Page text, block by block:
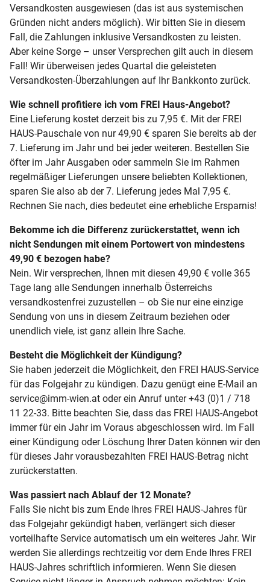
Versandkosten ausgewiesen (das ist aus systemischen
Gründen nicht anders möglich). Wir bitten Sie in diesem
Fall, die Zahlungen inklusive Versandkosten zu leisten.
Aber keine Sorge – unser Versprechen gilt auch in diesem
Fall! Wir überweisen jedes Quartal die geleisteten
Versandkosten-Überzahlungen auf Ihr Bankkonto zurück.
Wie schnell profitiere ich vom FREI Haus-Angebot?
Eine Lieferung kostet derzeit bis zu 7,95 €. Mit der FREI
HAUS-Pauschale von nur 49,90 € sparen Sie bereits ab der
7. Lieferung im Jahr und bei jeder weiteren. Bestellen Sie
öfter im Jahr Ausgaben oder sammeln Sie im Rahmen
regelmäßiger Lieferungen unsere beliebten Kollektionen,
sparen Sie also ab der 7. Lieferung jedes Mal 7,95 €.
Rechnen Sie nach, dies bedeutet eine erhebliche Ersparnis!
Bekomme ich die Differenz zurückerstattet, wenn ich
nicht Sendungen mit einem Portowert von mindestens
49,90 € bezogen habe?
Nein. Wir versprechen, Ihnen mit diesen 49,90 € volle 365
Tage lang alle Sendungen innerhalb Österreichs
versandkostenfrei zuzustellen – ob Sie nur eine einzige
Sendung von uns in diesem Zeitraum beziehen oder
unendlich viele, ist ganz allein Ihre Sache.
Besteht die Möglichkeit der Kündigung?
Sie haben jederzeit die Möglichkeit, den FREI HAUS-Service
für das Folgejahr zu kündigen. Dazu genügt eine E-Mail an
service@imm-wien.at oder ein Anruf unter +43 (0)1 / 718
11 22-33. Bitte beachten Sie, dass das FREI HAUS-Angebot
immer für ein Jahr im Voraus abgeschlossen wird. Im Fall
einer Kündigung oder Löschung Ihrer Daten können wir den
für dieses Jahr vorausbezahlten FREI HAUS-Betrag nicht
zurückerstatten.
Was passiert nach Ablauf der 12 Monate?
Falls Sie nicht bis zum Ende Ihres FREI HAUS-Jahres für
das Folgejahr gekündigt haben, verlängert sich dieser
vorteilhafte Service automatisch um ein weiteres Jahr. Wir
werden Sie allerdings rechtzeitig vor dem Ende Ihres FREI
HAUS-Jahres schriftlich informieren. Wenn Sie diesen